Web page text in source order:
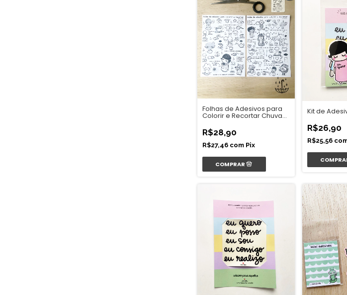
Folhas de Adesivos para
Colorir e Recortar Chuva
R$28,90
R$27,46 com Pix
Kit de
R$26,90
R$25,56